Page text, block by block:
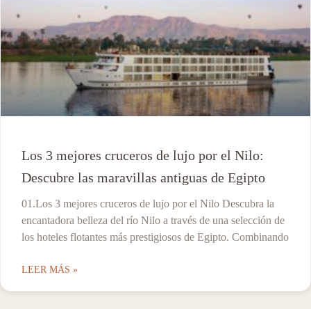
Los 3 mejores cruceros de lujo por el Nilo:
Descubre las maravillas antiguas de Egipto
01.Los 3 mejores cruceros de lujo por el Nilo Descubra la
encantadora belleza del río Nilo a través de una selección de
los hoteles flotantes más prestigiosos de Egipto. Combinando
LEER MÁS »